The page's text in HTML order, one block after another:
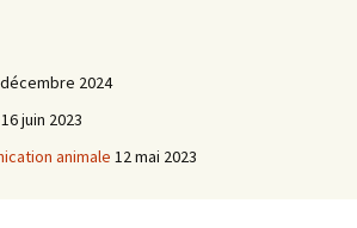
2024
16 juin 2023
animale 12 mai 2023